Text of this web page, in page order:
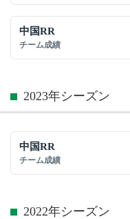
中国RR
チーム成績
2023年シーズン
中国RR
チーム成績
2022年シーズン